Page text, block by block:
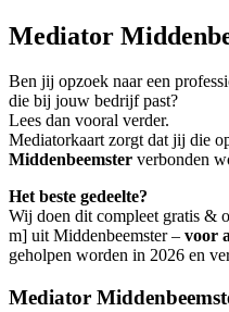
Mediator
Ben jij opzoek naar een
die bij jouw bedrijf past?
Lees dan vooral verder.
Mediatorkaart zorgt dat jij die
Middenbeemster verbonden
Het beste gedeelte?
Wij doen dit compleet gratis &
m] uit Middenbeemster – voor
geholpen worden in 2026 en
Mediator